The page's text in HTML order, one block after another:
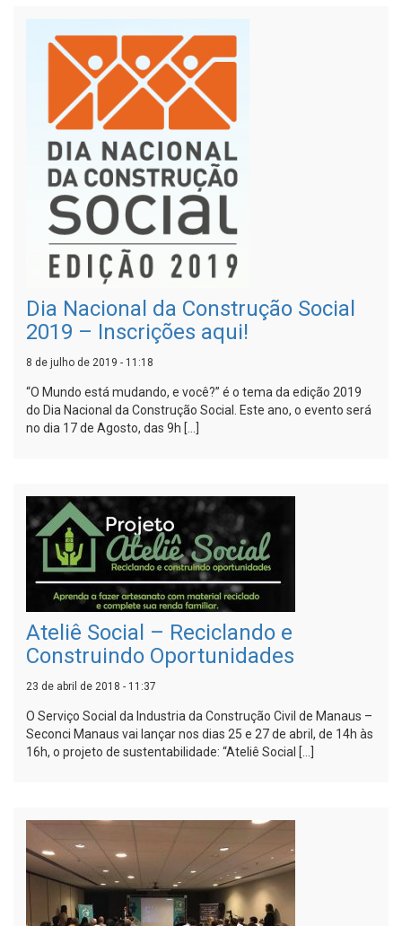
Dia Nacional da Construção Social
2019 – Inscrições aqui!
8 de julho de 2019 - 11:18
“O Mundo está mudando, e você?” é o tema da edição 2019
do Dia Nacional da Construção Social. Este ano, o evento será
no dia 17 de Agosto, das 9h […]
Ateliê Social – Reciclando e
Construindo Oportunidades
23 de abril de 2018 - 11:37
O Serviço Social da Industria da Construção Civil de Manaus –
Seconci Manaus vai lançar nos dias 25 e 27 de abril, de 14h às
16h, o projeto de sustentabilidade: “Ateliê Social […]